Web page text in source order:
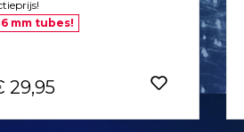
mm tubes!
29,95